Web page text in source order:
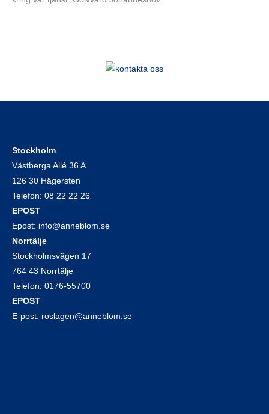
Stockholm
Västberga Allé 36 A
126 30 Hägersten
Telefon: 08 22 22 26
EPOST
Epost: info@anneblom.se
Norrtälje
Stockholmsvägen 17
764 43 Norrtälje
Telefon: 0176-55700
EPOST
E-post: roslagen@anneblom.se